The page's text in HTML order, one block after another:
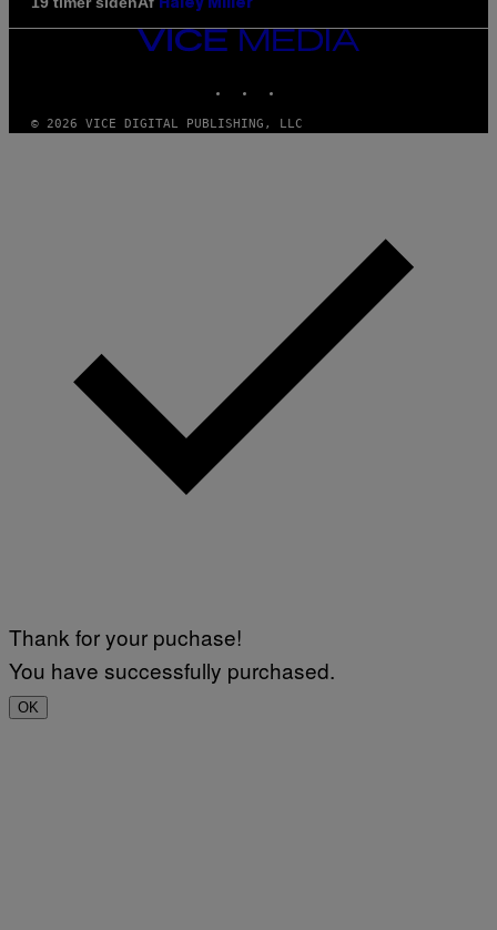
Haley Miller
VICE
MEDIA
© 2026 VICE DIGITAL PUBLISHING, LLC
Thank for your puchase!
You have successfully purchased.
OK